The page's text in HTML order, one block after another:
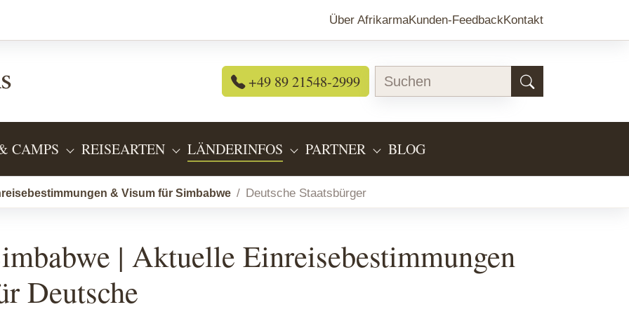
Über AfrikarmaKunden-FeedbackKontakt
+49 89 21548-2999
"REISEANGEBOTE"
CAMPS SUBMENU FOR "LODGES & CAMPS"
REISEARTEN SUBMENU FOR "REISEARTEN"
LÄNDERINFOS SUBMENU FOR "LÄNDERINFOS"
PARTNER SUBMENU FOR "PARTNER"
BLOG
& Visum für Simbabwe Deutsche Staatsbürger
| Aktuelle Einreisebestimmungen
Deutsche